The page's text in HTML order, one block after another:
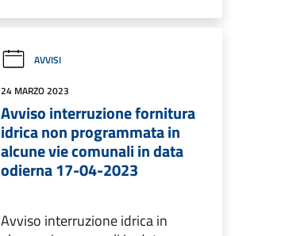
AVVISI
24 MARZO 2023
Avviso interruzione fornitura
idrica non programmata in
alcune vie comunali in data
odierna 17-04-2023
Avviso interruzione idrica in